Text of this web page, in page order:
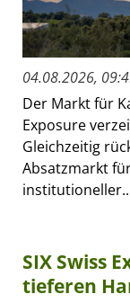
04.08.2026,
Der Markt für
Exposure
Gleichzeitig
Absatzmarkt
SIX Swiss
tieferen